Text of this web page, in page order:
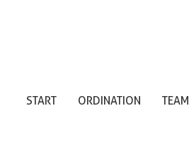
START ORDINATION TEAM